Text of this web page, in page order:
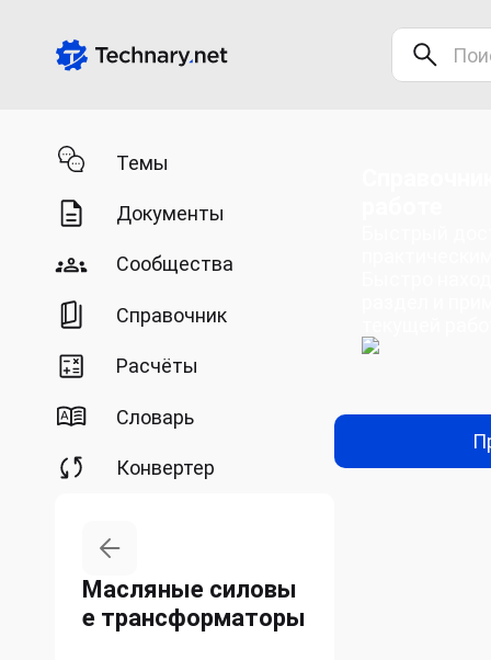
Темы
Документы
Сообщества
Справочник
Расчёты
Словарь
Конвертер
Масляные силовы
е трансформаторы